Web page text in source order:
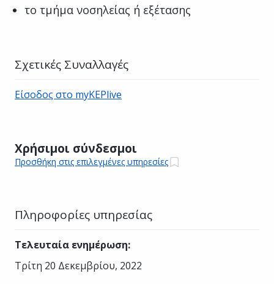
το τμήμα νοσηλείας ή εξέτασης
Χρήσιμοι σύνδεσμοι
Προσθήκη στις επιλεγμένες υπηρεσίες
Σχετικές Συναλλαγές
Είσοδος στο myKEPlive
Πληροφορίες υπηρεσίας
Τελευταία ενημέρωση:
Τρίτη 20 Δεκεμβρίου, 2022